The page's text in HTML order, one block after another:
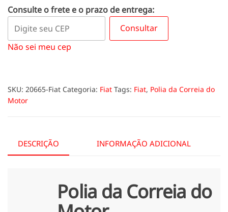
Consulte o frete e o prazo de entrega:
Consultar
Não sei meu cep
SKU: 20665-Fiat Categoria: Fiat Tags: Fiat, Polia da Correia do
Motor
DESCRIÇÃO INFORMAÇÃO ADICIONAL
Polia da Correia do